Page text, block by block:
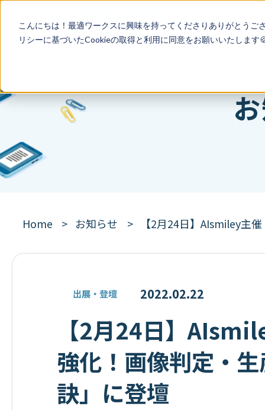
こんにちは！最適ワークスに興味を持ってくださりありがとう
リシーに基づいたCookieの取得と利用に同意をお願いいたします
Home お知らせ 【2月24日】AIsmiley主
出展・登壇 2022.02.22
【2月24日】
強化！画像判定・
訣」に登壇